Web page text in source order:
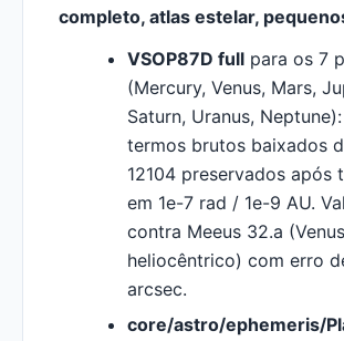
completo, atlas estelar,
VSOP87D full para os 7
(Mercury, Venus, Mars,
Saturn, Uranus,
termos brutos baixados
12104 preservados após
em 1e-7 rad / 1e-9 AU.
contra Meeus 32.a (Venus
heliocêntrico) com erro
arcsec.
core/astro/ephemeris/